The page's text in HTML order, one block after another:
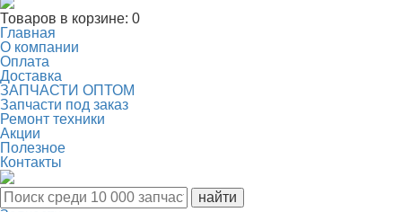
Товаров в корзине: 0
Главная
О компании
Оплата
Доставка
ЗАПЧАСТИ ОПТОМ
Запчасти под заказ
Ремонт техники
Акции
Полезное
Контакты